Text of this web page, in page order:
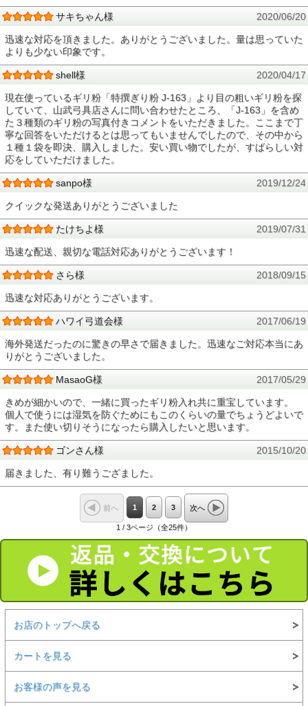
サキちゃん様 2020/06/20
迅速な対応を頂きました。ありがとうございました。量は思っていた
よりも少ない印象です。
shell様 2020/04/17
現在使っているギリ粉「特撰ぎり粉 J-163」より目の粗いギリ粉を探
していて、山武弓具店さんに問い合わせたところ、「J-163」を含め
た３種類のギリ粉の写真付きコメントをいただきました。ここまで丁
寧な回答をいただけるとは思ってもいませんでしたので、その中から
１種１袋を即決、購入しました。安い買い物でしたが、すばらしい対
応をしていただけました。
sanpo様 2019/12/24
クイックな発送ありがとうございました
たけちよ様 2019/07/31
迅速な配送、親切な電話対応ありがとうございます！
さら様 2018/09/15
迅速な対応ありがとうございます。
ハワイ弓道会様 2017/06/19
海外発送だったのに驚きの早さで届きました。迅速なご対応本当にあ
りがとうございました。
MasaoG様 2017/05/29
きめが細かいので、一緒に買ったギリ粉入れ共に重宝しています。
個人で使うには湿気を防ぐためにもこのくらいの量でちょうどよいで
す。また使い切りそうになったら購入したいと思います。
ゴンさん様 2015/10/20
届きました、有り難うござました。
前へ 1 2 3 次へ
1 / 3ページ（全25件）
お店のトップへ戻る
カートを見る
お客様の声を見る